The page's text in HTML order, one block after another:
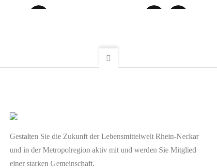
Gestalten Sie die Zukunft der Lebensmittelwelt Rhein-Neckar
und in der Metropolregion aktiv mit und werden Sie Mitglied
einer starken Gemeinschaft.